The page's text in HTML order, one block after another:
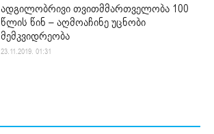
ადგილობრივი თვითმმართველობა 100
წლის წინ – აღმოაჩინე უცნობი
მემკვიდრეობა
23.11.2019. 01:31